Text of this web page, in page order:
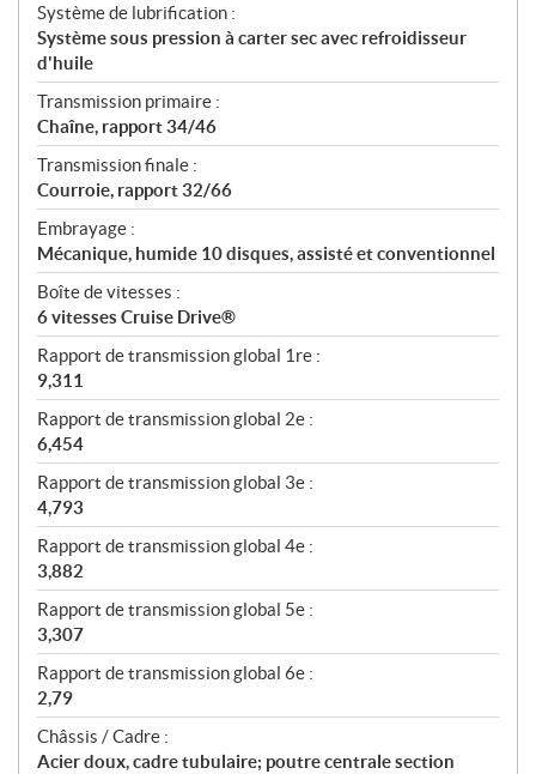
Système de lubrification :
Système sous pression à carter sec avec refroidisseur
d'huile
Transmission primaire :
Chaîne, rapport 34/46
Transmission finale :
Courroie, rapport 32/66
Embrayage :
Mécanique, humide 10 disques, assisté et conventionnel
Boîte de vitesses :
6 vitesses Cruise Drive®
Rapport de transmission global 1re :
9,311
Rapport de transmission global 2e :
6,454
Rapport de transmission global 3e :
4,793
Rapport de transmission global 4e :
3,882
Rapport de transmission global 5e :
3,307
Rapport de transmission global 6e :
2,79
Châssis / Cadre :
Acier doux, cadre tubulaire; poutre centrale section